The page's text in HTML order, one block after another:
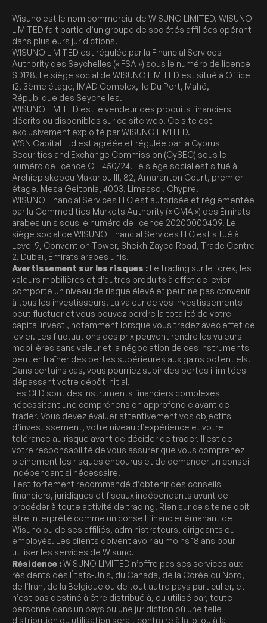
Wisuno est le nom commercial de WISUNO LIMITED. WISUNO
LIMITED fait partie d’un groupe de sociétés affiliées opérant
dans plusieurs juridictions.
WISUNO LIMITED est régulée par la Financial Services
Authority des Seychelles (« FSA ») sous le numéro de licence
SD178. Le siège social de WISUNO LIMITED est situé à Office
12, 3ème étage, IMAD Complex, Ile Du Port, Mahé,
République des Seychelles.
WISUNO LIMITED est le vendeur des produits financiers
décrits ou disponibles sur ce site web. Ce site est
exclusivement exploité par WISUNO LIMITED.
WSN Capital Ltd est agréée et régulée par la Cyprus
Securities and Exchange Commission (CySEC) sous le
numéro de licence CIF 450/24. Le siège social est situé à
Archiepiskopou Makariou III, 82, Amaranton Court, premier
étage, Mesa Geitonia, 4003, Limassol, Chypre.
WISUNO Financial Services LLC est autorisée et réglementée
par la Commodities Markets Authority (« CMA ») des Émirats
arabes unis sous le numéro de licence 20200000409. Le
siège social de WISUNO Financial Services LLC est situé à
Level 9, Convention Tower, Sheikh Zayed Road, Trade Centre
2, Dubaï, Émirats arabes unis.
Avertissement sur les risques : Le trading sur le forex, les
valeurs mobilières et d’autres produits à effet de levier
comporte un niveau de risque élevé et peut ne pas convenir
à tous les investisseurs. La valeur de vos investissements
peut fluctuer et vous pouvez perdre la totalité de votre
capital investi, notamment lorsque vous tradez avec effet de
levier. Les fluctuations des prix peuvent rendre les valeurs
mobilières sans valeur et la négociation de ces instruments
peut entraîner des pertes supérieures aux gains potentiels.
Dans certains cas, vous pourriez subir des pertes illimitées
dépassant votre dépôt initial.
Les CFD sont des instruments financiers complexes
nécessitant une compréhension approfondie avant de
trader. Vous devez évaluer attentivement vos objectifs
d’investissement, votre niveau d’expérience et votre
tolérance au risque avant de décider de trader. Il est de
votre responsabilité de vous assurer que vous comprenez
pleinement les risques encourus et de demander un conseil
indépendant si nécessaire.
Il est fortement recommandé d’obtenir des conseils
financiers, juridiques et fiscaux indépendants avant de
procéder à toute activité de trading. Rien sur ce site ne doit
être interprété comme un conseil financier émanant de
Wisuno ou de ses affiliés, administrateurs, dirigeants ou
employés. Les clients doivent avoir au moins 18 ans pour
utiliser les services de Wisuno.
Résidence :WISUNO LIMITED n’offre pas ses services aux
résidents des États-Unis, du Canada, de la Corée du Nord,
de l’Iran, de la Belgique ou de tout autre pays particulier, et
n’est pas destiné à être distribué à, ou utilisé par, toute
personne dans un pays ou une juridiction où une telle
distribution ou utilisation serait contraire à la loi ou à la